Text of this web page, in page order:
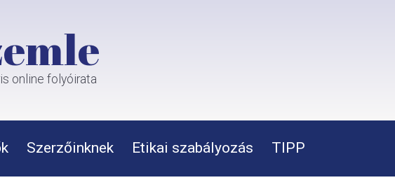
online folyóirata
Szerzőinknek Etikai szabályozás TIPP